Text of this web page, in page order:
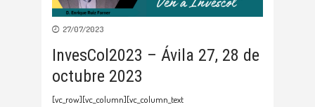
27/07/2023
InvesCol2023 – Ávila 27, 28 de
octubre 2023
[vc_row][vc_column][vc_column_text